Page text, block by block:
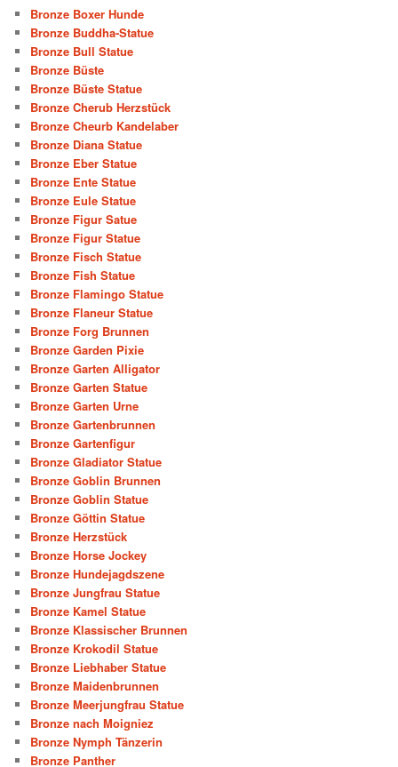
Bronze Boxer Hunde
Bronze Buddha-Statue
Bronze Bull Statue
Bronze Büste
Bronze Büste Statue
Bronze Cherub Herzstück
Bronze Cheurb Kandelaber
Bronze Diana Statue
Bronze Eber Statue
Bronze Ente Statue
Bronze Eule Statue
Bronze Figur Satue
Bronze Figur Statue
Bronze Fisch Statue
Bronze Fish Statue
Bronze Flamingo Statue
Bronze Flaneur Statue
Bronze Forg Brunnen
Bronze Garden Pixie
Bronze Garten Alligator
Bronze Garten Statue
Bronze Garten Urne
Bronze Gartenbrunnen
Bronze Gartenfigur
Bronze Gladiator Statue
Bronze Goblin Brunnen
Bronze Goblin Statue
Bronze Göttin Statue
Bronze Herzstück
Bronze Horse Jockey
Bronze Hundejagdszene
Bronze Jungfrau Statue
Bronze Kamel Statue
Bronze Klassischer Brunnen
Bronze Krokodil Statue
Bronze Liebhaber Statue
Bronze Maidenbrunnen
Bronze Meerjungfrau Statue
Bronze nach Moigniez
Bronze Nymph Tänzerin
Bronze Panther